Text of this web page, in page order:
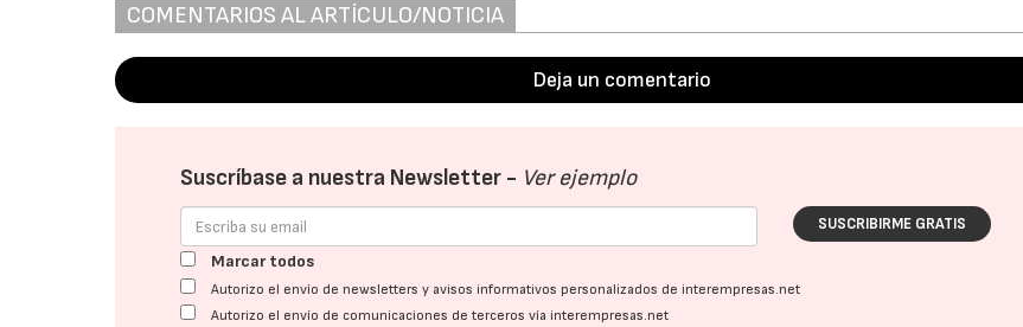
COMENTARIOS AL ARTÍCULO/NOTICIA
Deja un comentario
Suscríbase a nuestra Newsletter - Ver ejemplo
SUSCRIBIRME GRATIS
Marcar todos
Autorizo el envío de newsletters y avisos informativos personalizados de interempresas.net
Autorizo el envío de comunicaciones de terceros vía interempresas.net
23/07/2026